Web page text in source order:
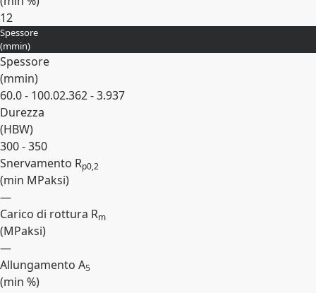
12
Espandi
Spessore
(mmin)
Spessore
(mmin)
60.0 - 100.02.362 - 3.937
Durezza
(HBW)
300 - 350
Snervamento Rp0,2
(min MPaksi)
—
Carico di rottura Rm
(MPaksi)
—
Allungamento A5
(min %)